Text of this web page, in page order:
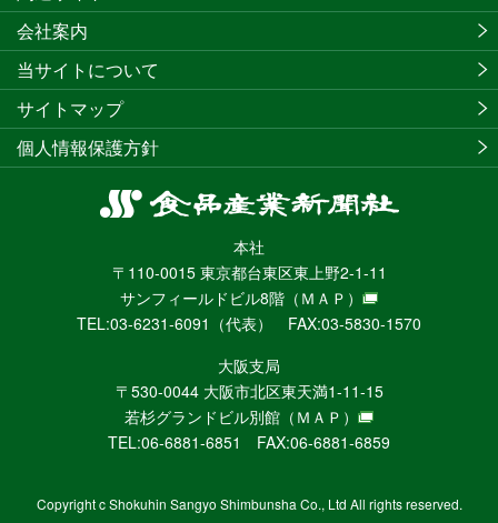
食
産
業
新
聞
社
ニ
ュ
ー
WEB
本社
〒110-0015 東京都台東区東上野2-1-11
サンフィールドビル8階 （ＭＡＰ）
TEL:03-6231-6091（代表） FAX:03-5830-1570
大阪支局
〒530-0044 大阪市北区東天満1-11-15
若杉グランドビル別館 （ＭＡＰ）
TEL:06-6881-6851 FAX:06-6881-6859
会社案内
当サイトについて
サイトマップ
個人情報保護方針
Copyright c Shokuhin Sangyo Shimbunsha Co., Ltd All rights reserved.